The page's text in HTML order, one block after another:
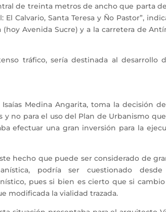
de treinta metros de ancho que parta
Calvario, Santa Teresa y Ño Pastor”,
(hoy Avenida Sucre) y a la carretera de
tráfico, sería destinada al desarrollo
Medina Angarita, toma la decisión
no para el uso del Plan de Urbanismo
efectuar una gran inversión para la
hecho que puede ser considerado de
podría ser cuestionado
pues si bien es cierto que si
modificada la vialidad trazada.